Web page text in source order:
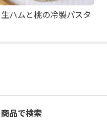
生ハムと桃の冷製パスタ
商品で検索